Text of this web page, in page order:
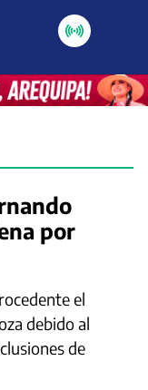
por
el
debido al
de